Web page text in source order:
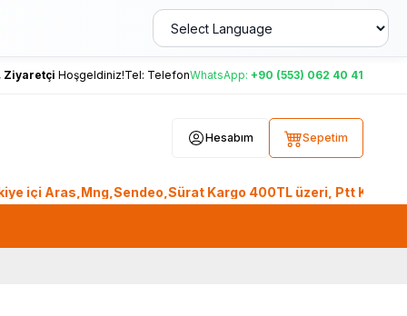
Ziyaretçi Hoşgeldiniz!Tel: TelefonWhatsApp: +90 (553) 062 40 41
Hesabım Sepetim
Kargo 400TL üzeri, Ptt Kargo